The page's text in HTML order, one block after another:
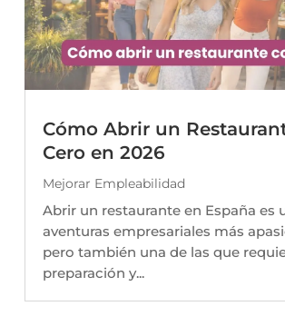
Cómo Abrir un
Cero en 2026
Mejorar Empleabilidad
Abrir un restaurante en España es
aventuras empresariales más
pero también una de las que
preparación y...